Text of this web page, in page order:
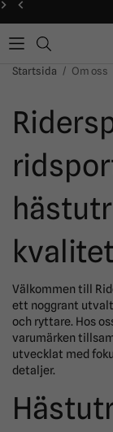
Startsida / Om oss
kvalitet
Välkommen till
ett noggrant
och ryttare. Hos
varumärken
utvecklat med
detaljer.